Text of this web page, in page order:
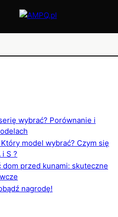
wybrać? Porównanie i
model wybrać? Czym się
S ?
dom przed kunami: skuteczne
nagrodę!